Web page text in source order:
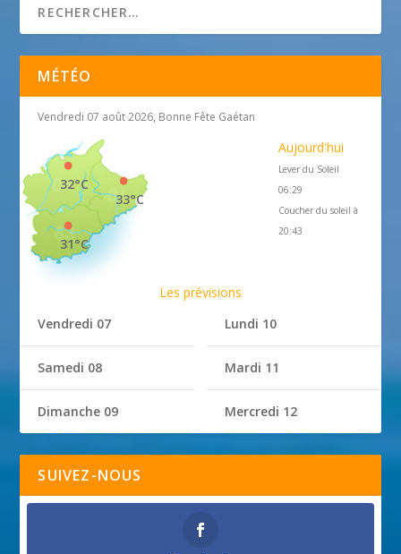
MÉTÉO
Vendredi 07 août 2026, Bonne Fête Gaétan
33°C
32°C
31°C
Aujourd'hui
Lever du Soleil
06:29
Coucher du soleil à
20:43
Les prévisions
Vendredi 07
Samedi 08
Dimanche 09
Lundi 10
Mardi 11
Mercredi 12
SUIVEZ-NOUS